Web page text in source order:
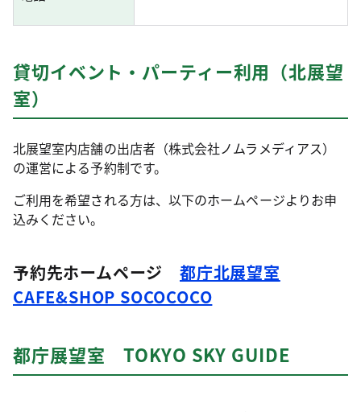
貸切イベント・パーティー利用（北展望
室）
北展望室内店舗の出店者（株式会社ノムラメディアス）
の運営による予約制です。
ご利用を希望される方は、以下のホームページよりお申
込みください。
予約先ホームページ 都庁北展望室
CAFE&SHOP SOCOCOCO
都庁展望室 TOKYO SKY GUIDE